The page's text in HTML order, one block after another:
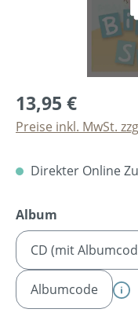
13,95 €
Preise inkl. MwSt.
Direkter Online
Album
CD (mit
Albumcode